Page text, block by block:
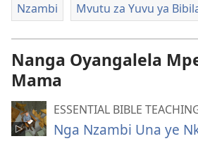
Nzambi Mvutu za Yuvu ya
Nanga Oyangalela
Mama
ESSENTIAL BIBLE
Nga Nzambi Una ye